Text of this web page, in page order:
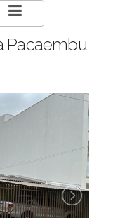
Pacaembu